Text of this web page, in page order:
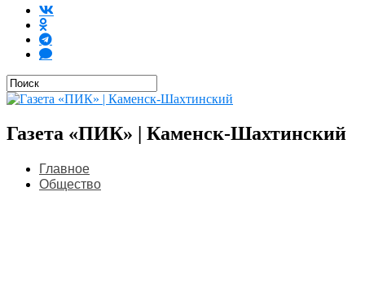
Газета «ПИК» | Каменск-Шахтинский
Главное
Общество